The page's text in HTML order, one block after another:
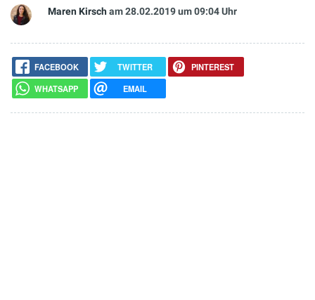
Maren Kirscham 28.02.2019um 09:04 Uhr
FACEBOOK TWITTER
PINTEREST
WHATSAPP
EMAIL